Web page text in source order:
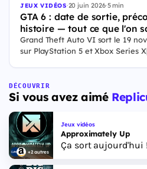
JEUX VIDÉOS·20 juin 2026·5 min
GTA 6 : date de sortie,
histoire — tout ce que l'on
Grand Theft Auto VI sort le 19
sur PlayStation 5 et Xbox Series
Floride, et sa ville Vice City. Il met
pour la première fois un duo de
jouables, Jason et Lucia, cette
première héroïne jouable d'un
DÉCOUVRIR
Si vous avez aimé
+2 autres
Jeux vidéos
Approximately Up
Ça sort aujourd'hui